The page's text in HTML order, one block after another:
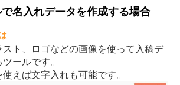
名入れデータを作成する場合
ト、ロゴなどの画像を使って入稿デ
ールです。
えば文字入れも可能です。